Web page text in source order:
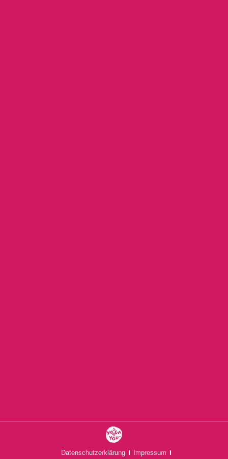
Datenschutzerklärung Impressum